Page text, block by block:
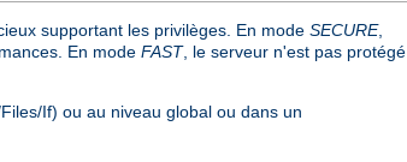
supportant les privilèges. En mode SECURE,
En mode FAST, le serveur n'est pas protégé
If) ou au niveau global ou dans un